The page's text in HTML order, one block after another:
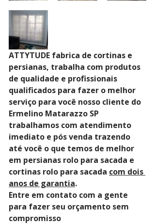
ATTYTUDE fabrica de cortinas e
persianas, trabalha com produtos
de qualidade e profissionais
qualificados para fazer o melhor
serviço para você nosso cliente do
Ermelino Matarazzo SP
trabalhamos com atendimento
imediato e pós venda trazendo
até você o que temos de melhor
em persianas rolo para sacada e
cortinas rolo para sacada com dois
anos de garantia.
Entre em contato com a gente
para fazer seu orçamento sem
compromisso